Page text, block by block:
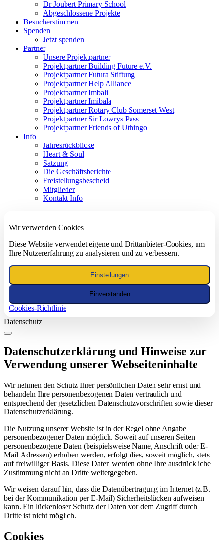
Dr Joubert Primary School
Abgeschlossene Projekte
Besucherstimmen
Spenden
Jetzt spenden
Partner
Unsere Projektpartner
Projektpartner Building Future e.V.
Projektpartner Futura Stiftung
Projektpartner Help Alliance
Projektpartner Imbali
Projektpartner Imibala
Projektpartner Rotary Club Somerset West
Projektpartner Sir Lowrys Pass
Projektpartner Friends of Uthingo
Info
Jahresrückblicke
Heart & Soul
Satzung
Die Geschäftsberichte
Freistellungsbescheid
Mitglieder
Kontakt Info
Wir verwenden Cookies
Diese Website verwendet eigene und Drittanbieter-Cookies, um
Ihre Nutzererfahrung zu analysieren und zu verbessern.
Einstellungen
Einverstanden
Cookies-Richtlinie
Datenschutz
Datenschutzerklärung und Hinweise zur
Verwendung unserer Webseiteninhalte
Wir nehmen den Schutz Ihrer persönlichen Daten sehr ernst und
behandeln Ihre personenbezogenen Daten vertraulich und
entsprechend der gesetzlichen Datenschutzvorschriften sowie dieser
Datenschutzerklärung.
Die Nutzung unserer Website ist in der Regel ohne Angabe
personenbezogener Daten möglich. Soweit auf unseren Seiten
personenbezogene Daten (beispielsweise Name, Anschrift oder E-
Mail-Adressen) erhoben werden, erfolgt dies, soweit möglich, stets
auf freiwilliger Basis. Diese Daten werden ohne Ihre ausdrückliche
Zustimmung nicht an Dritte weitergegeben.
Wir weisen darauf hin, dass die Datenübertragung im Internet (z.B.
bei der Kommunikation per E-Mail) Sicherheitslücken aufweisen
kann. Ein lückenloser Schutz der Daten vor dem Zugriff durch
Dritte ist nicht möglich.
Cookies